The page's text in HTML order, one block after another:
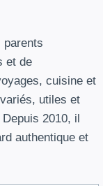
parents
et de
cuisine et
utiles et
2010, il
authentique et